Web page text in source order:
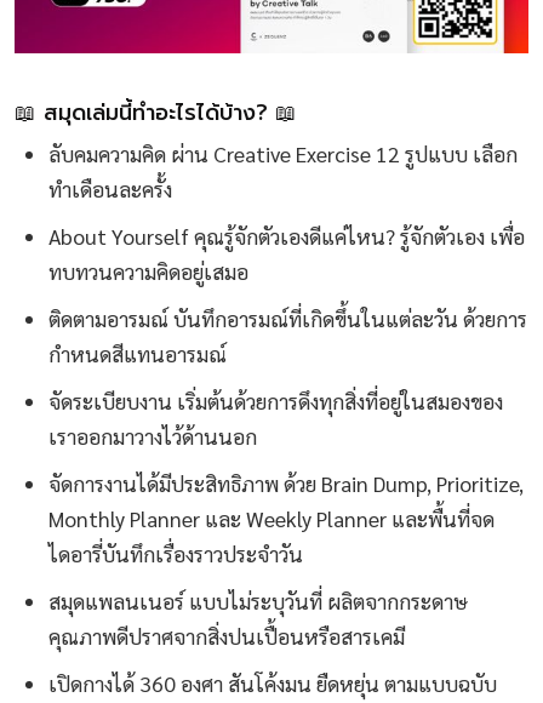
📖 สมุดเล่มนี้ทำอะไรได้บ้าง? 📖
ลับคมความคิด ผ่าน Creative Exercise 12 รูปแบบ เลือก
ทำเดือนละครั้ง
About Yourself คุณรู้จักตัวเองดีแค่ไหน? รู้จักตัวเอง เพื่อ
ทบทวนความคิดอยู่เสมอ
ติดตามอารมณ์ บันทึกอารมณ์ที่เกิดขึ้นในแต่ละวัน ด้วยการ
กำหนดสีแทนอารมณ์
จัดระเบียบงาน เริ่มต้นด้วยการดึงทุกสิ่งที่อยู่ในสมองของ
เราออกมาวางไว้ด้านนอก
จัดการงานได้มีประสิทธิภาพ ด้วย Brain Dump, Prioritize,
Monthly Planner และ Weekly Planner และพื้นที่จด
ไดอารี่บันทึกเรื่องราวประจำวัน
สมุดแพลนเนอร์ แบบไม่ระบุวันที่ ผลิตจากกระดาษ
คุณภาพดีปราศจากสิ่งปนเปื้อนหรือสารเคมี
เปิดกางได้ 360 องศา สันโค้งมน ยืดหยุ่น ตามแบบฉบับ